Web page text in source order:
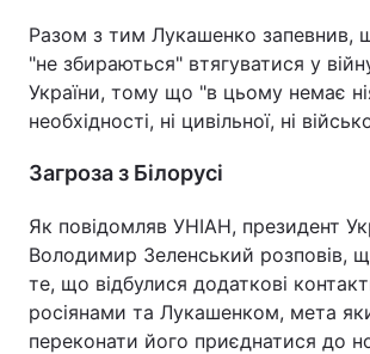
Разом з тим Лукашенко запевнив,
"не збираються" втягуватися у
України, тому що "в цьому немає
необхідності, ні цивільної, ні
Загроза з Білорусі
Як повідомляв УНІАН, президент
Володимир Зеленський розповів,
те, що відбулися додаткові
росіянами та Лукашенком, мета
переконати його приєднатися до